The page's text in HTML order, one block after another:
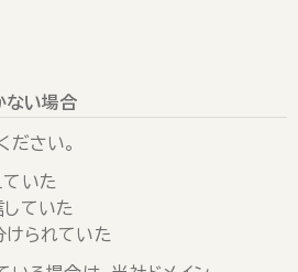
ない場合
さい。
ていた
ていた
けられていた